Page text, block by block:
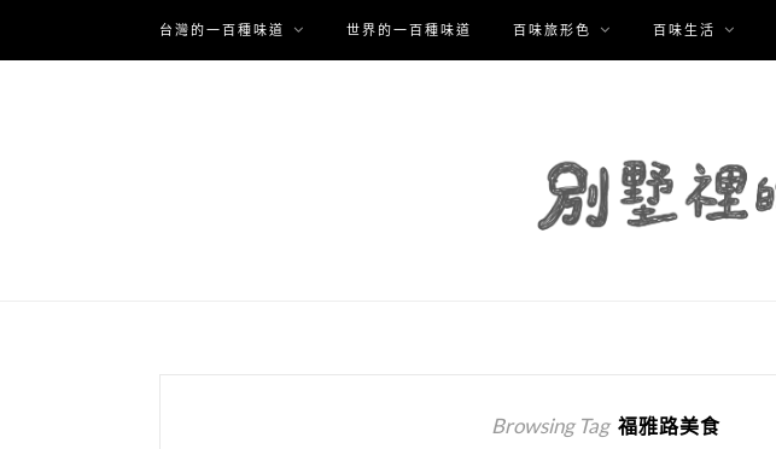
台灣的一百種味道 世界的一百種味道 百味旅形色 百味生活
Browsing Tag 福雅路美食